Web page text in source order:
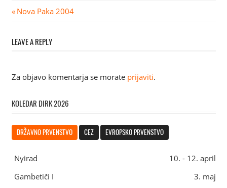
Navigacija
Previous
Nova Paka 2004
LEAVE A REPLY
Za objavo komentarja se morate prijaviti.
KOLEDAR DIRK 2026
DRŽAVNO PRVENSTVO CEZ EVROPSKO PRVENSTVO
Nyirad
10. - 12. april
Gambetiči I
3. maj